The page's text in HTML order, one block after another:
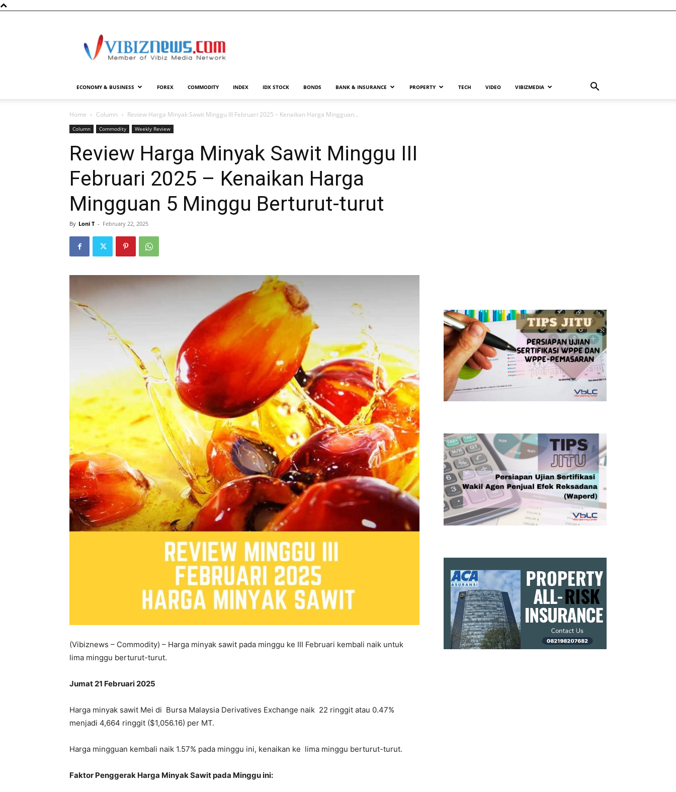
ECONOMY & BUSINESS FOREX COMMODITY INDEX IDX STOCK BONDS BANK & INSURANCE PROPERTY TECH VIDEO VIBIZMEDIA
Home Column Review Harga Minyak Sawit Minggu III Februari 2025 – Kenaikan Harga Mingguan...
Column Commodity Weekly Review
Review Harga Minyak Sawit Minggu III
Februari 2025 – Kenaikan Harga
Mingguan 5 Minggu Berturut-turut
By Loni T - February 22, 2025
(Vibiznews – Commodity) – Harga minyak sawit pada minggu ke III Februari kembali naik untuk
lima minggu berturut-turut.
Jumat 21 Februari 2025
Harga minyak sawit Mei di Bursa Malaysia Derivatives Exchange naik 22 ringgit atau 0.47%
menjadi 4,664 ringgit ($1,056.16) per MT.
Harga mingguan kembali naik 1.57% pada minggu ini, kenaikan ke lima minggu berturut-turut.
Faktor Penggerak Harga Minyak Sawit pada Minggu ini: